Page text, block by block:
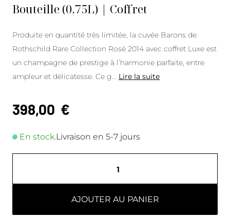
Bouteille (0.75L) | Coffret
Produite en quantité très limitée, la cuvée Barons de
Rothschild Rare Collection Rosé 2014 avec coffret Luxe est
un champagne de prestige à l’harmonie parfaite, entre
ampleur et délicatesse. Ce g
Lire la suite
398,00 €
En stock.Livraison en 5-7 jours
AJOUTER AU PANIER